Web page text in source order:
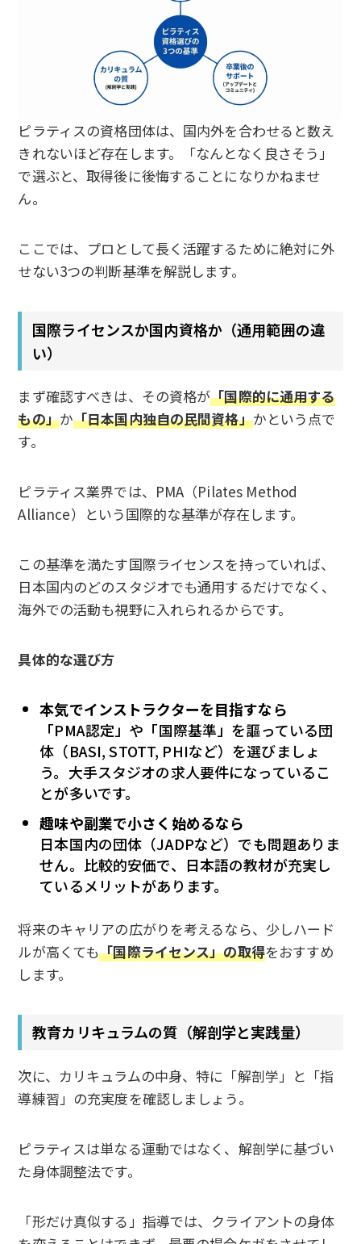
ピラティスの資格団体は、国内外を合わせると数え
きれないほど存在します。「なんとなく良さそう」
で選ぶと、取得後に後悔することになりかねませ
ん。
ここでは、プロとして長く活躍するために絶対に外
せない3つの判断基準を解説します。
国際ライセンスか国内資格か（通用範囲の違
い）
まず確認すべきは、その資格が「国際的に通用する
もの」か「日本国内独自の民間資格」かという点で
す。
ピラティス業界では、PMA（Pilates Method
Alliance）という国際的な基準が存在します。
この基準を満たす国際ライセンスを持っていれば、
日本国内のどのスタジオでも通用するだけでなく、
海外での活動も視野に入れられるからです。
具体的な選び方
本気でインストラクターを目指すなら
「PMA認定」や「国際基準」を謳っている団
体（BASI, STOTT, PHIなど）を選びましょ
う。大手スタジオの求人要件になっているこ
とが多いです。
趣味や副業で小さく始めるなら
日本国内の団体（JADPなど）でも問題ありま
せん。比較的安価で、日本語の教材が充実し
ているメリットがあります。
将来のキャリアの広がりを考えるなら、少しハード
ルが高くても「国際ライセンス」の取得をおすすめ
します。
教育カリキュラムの質（解剖学と実践量）
次に、カリキュラムの中身、特に「解剖学」と「指
導練習」の充実度を確認しましょう。
ピラティスは単なる運動ではなく、解剖学に基づい
た身体調整法です。
「形だけ真似する」指導では、クライアントの身体